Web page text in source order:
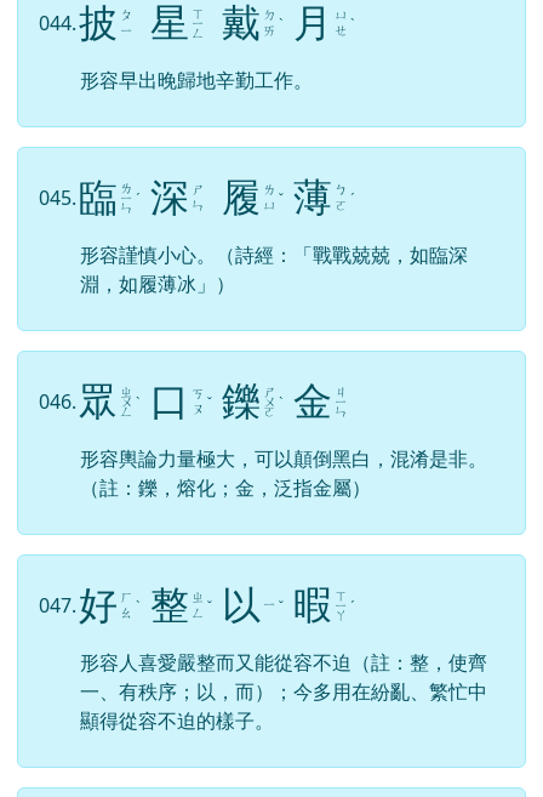
044.披 ㄆ
ㄧ
星 ㄒ
ㄧ
ㄥ 戴 ㄉ
ㄞ ˋ 月
ㄩ
ㄝ ˋ
形容早出晚歸地辛勤工作。
045.臨 ㄌ
ㄧ
ㄣ
ˊ 深 ㄕ
ㄣ
履 ㄌ
ㄩ ˇ 薄 ㄅ
ㄛ ˊ
形容謹慎小心。（詩經：「戰戰兢兢，如臨深
淵，如履薄冰」）
046. 眾 ㄓ
ㄨ
ㄥ
ˋ 口
ㄎ
ㄡ ˇ 鑠 ㄕ
ㄨ
ㄛ
ˋ 金 ㄐ
ㄧ
ㄣ
形容輿論力量極大，可以顛倒黑白，混淆是非。
（註：鑠，熔化；金，泛指金屬）
047.好 ㄏ
ㄠ ˋ 整 ㄓ
ㄥ ˇ 以 ㄧ ˇ 暇 ㄒ
ㄧ
ㄚ
ˊ
形容人喜愛嚴整而又能從容不迫（註：整，使齊
一、有秩序；以，而）；今多用在紛亂、繁忙中
顯得從容不迫的樣子。